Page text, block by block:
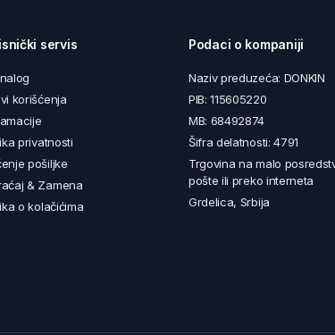
servis
korišćenja
privatnosti
pošiljke
& Zamena
o kolačićima
Podaci o kompaniji
Naziv preduzeća: DONKIN
PIB: 115605220
MB: 68492874
Šifra delatnosti: 4791
Trgovina na malo
pošte ili preko interneta
Grdelica, Srbija